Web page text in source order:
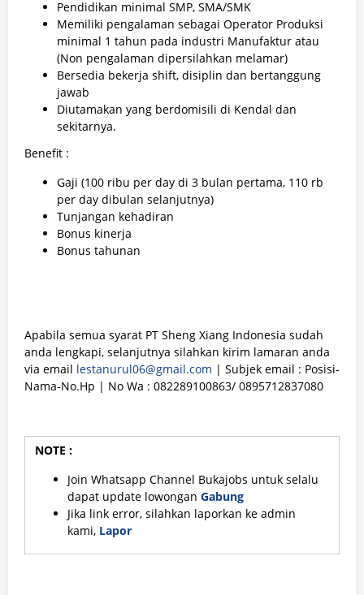
Pendidikan minimal SMP, SMA/SMK
Memiliki pengalaman sebagai Operator Produksi
minimal 1 tahun pada industri Manufaktur atau
(Non pengalaman dipersilahkan melamar)
Bersedia bekerja shift, disiplin dan bertanggung
jawab
Diutamakan yang berdomisili di Kendal dan
sekitarnya.
Benefit :
Gaji (100 ribu per day di 3 bulan pertama, 110 rb
per day dibulan selanjutnya)
Tunjangan kehadiran
Bonus kinerja
Bonus tahunan
Apabila semua syarat PT Sheng Xiang Indonesia sudah
anda lengkapi, selanjutnya silahkan kirim lamaran anda
via email lestanurul06@gmail.com | Subjek email : Posisi-
Nama-No.Hp | No Wa : 082289100863/ 0895712837080
NOTE :
Join Whatsapp Channel Bukajobs untuk selalu
dapat update lowongan Gabung
Jika link error, silahkan laporkan ke admin
kami, Lapor